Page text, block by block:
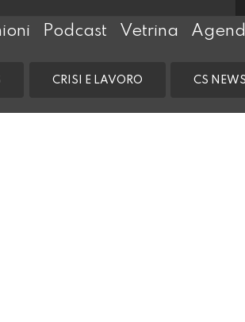
Podcast Vetrina
CRISI E LAVORO CS